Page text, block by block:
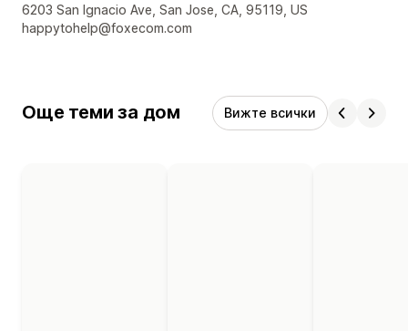
Данни за връзка с дизайнера
6203 San Ignacio Ave, San Jose, CA, 95119, US
happytohelp@foxecom.com
Още теми за дом Вижте всички